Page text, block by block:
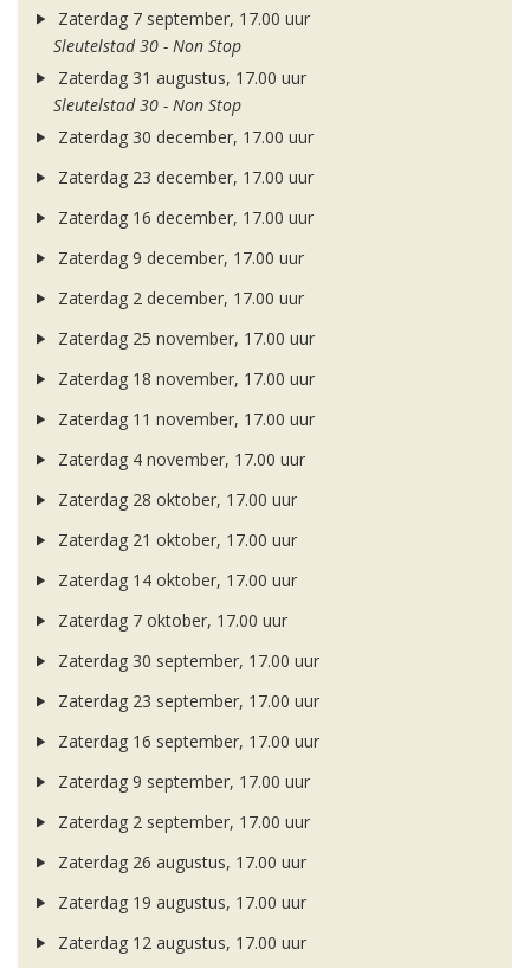
Zaterdag 7 september, 17.00 uur
Sleutelstad 30 - Non Stop
Zaterdag 31 augustus, 17.00 uur
Sleutelstad 30 - Non Stop
Zaterdag 30 december, 17.00 uur
Zaterdag 23 december, 17.00 uur
Zaterdag 16 december, 17.00 uur
Zaterdag 9 december, 17.00 uur
Zaterdag 2 december, 17.00 uur
Zaterdag 25 november, 17.00 uur
Zaterdag 18 november, 17.00 uur
Zaterdag 11 november, 17.00 uur
Zaterdag 4 november, 17.00 uur
Zaterdag 28 oktober, 17.00 uur
Zaterdag 21 oktober, 17.00 uur
Zaterdag 14 oktober, 17.00 uur
Zaterdag 7 oktober, 17.00 uur
Zaterdag 30 september, 17.00 uur
Zaterdag 23 september, 17.00 uur
Zaterdag 16 september, 17.00 uur
Zaterdag 9 september, 17.00 uur
Zaterdag 2 september, 17.00 uur
Zaterdag 26 augustus, 17.00 uur
Zaterdag 19 augustus, 17.00 uur
Zaterdag 12 augustus, 17.00 uur